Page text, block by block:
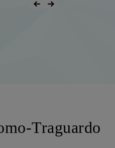
Traguardo